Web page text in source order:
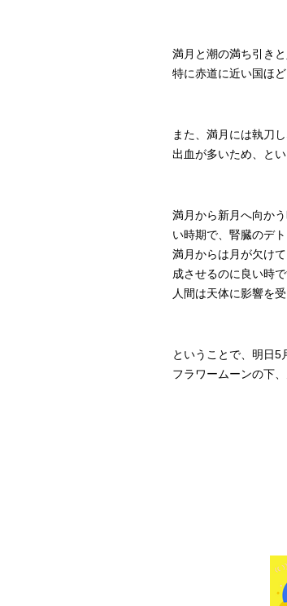
満月と潮の満ち引き
特に赤道に近い国ほ
また、満月には執刀
出血が多いため、とい
満月から新月へ向かう
い時期で、腎臓のデ
満月からは月が欠けて
成させるのに良い時で
人間は天体に影響を
ということで、明日5
フラワームーンの下